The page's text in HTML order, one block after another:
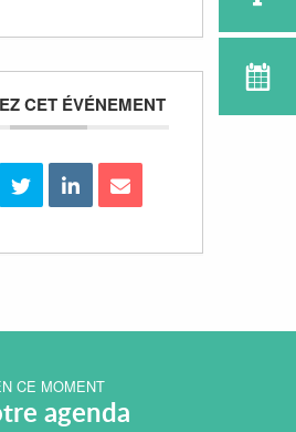
CET ÉVÉNEMENT
CE MOMENT
agenda